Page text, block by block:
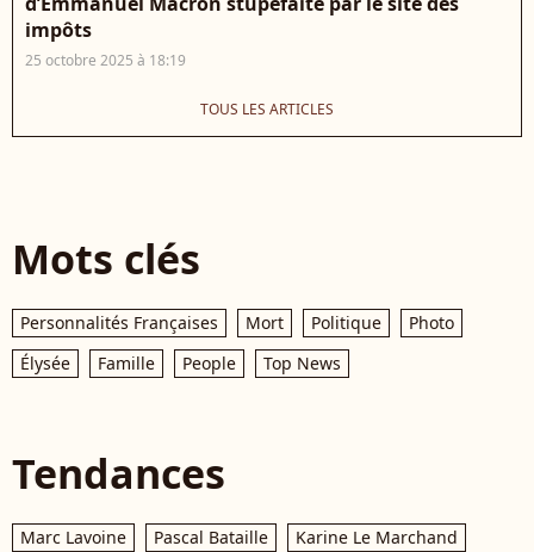
impôts
25 octobre 2025 à 18:19
TOUS LES ARTICLES
Mots clés
Personnalités Françaises Mort Politique
Photo
Élysée
Famille People Top News
Tendances
Marc Lavoine Pascal Bataille
Karine Le Marchand